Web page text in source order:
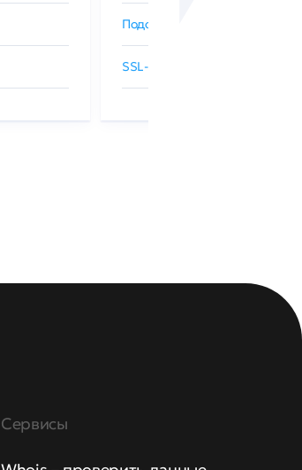
Подобрать SSL-сертификат
SSL-сертификаты GlobalSign
Сервисы